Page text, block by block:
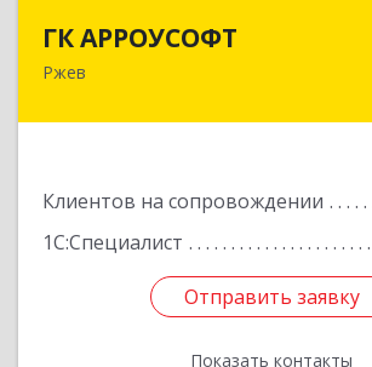
ГК АРРОУСОФТ
Ржев
Клиентов на сопровождении
1С:Специалист
Отправить заявку
Показать контакты
172381, Тверская обл, м.о.
Отправить заявку
Назад